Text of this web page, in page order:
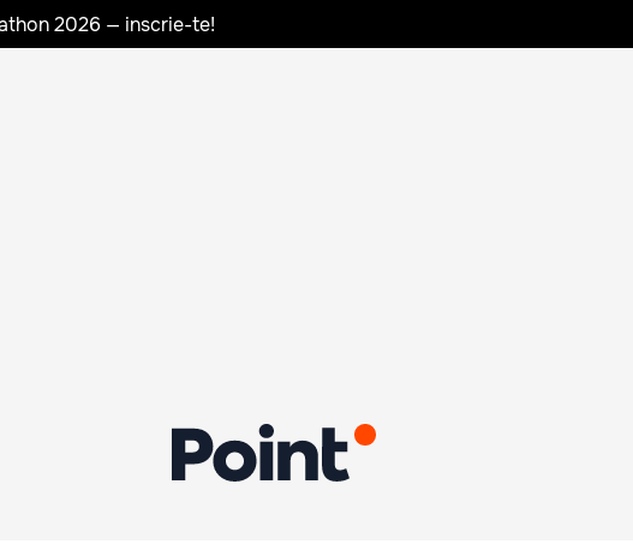
2026 — inscrie-te!